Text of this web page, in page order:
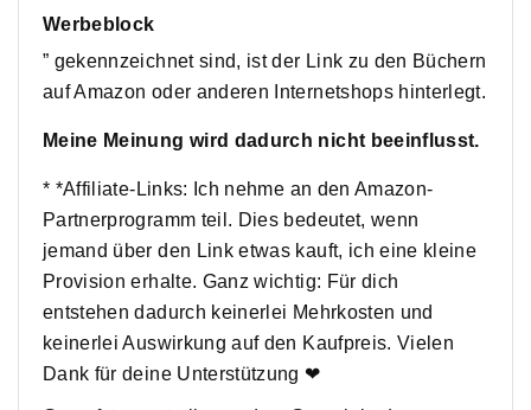
Werbeblock
” gekennzeichnet sind, ist der Link zu den Büchern
auf Amazon oder anderen Internetshops hinterlegt.
Meine Meinung wird dadurch nicht beeinflusst.
* *Affiliate-Links: Ich nehme an den Amazon-
Partnerprogramm teil. Dies bedeutet, wenn
jemand über den Link etwas kauft, ich eine kleine
Provision erhalte. Ganz wichtig: Für dich
entstehen dadurch keinerlei Mehrkosten und
keinerlei Auswirkung auf den Kaufpreis. Vielen
Dank für deine Unterstützung ❤